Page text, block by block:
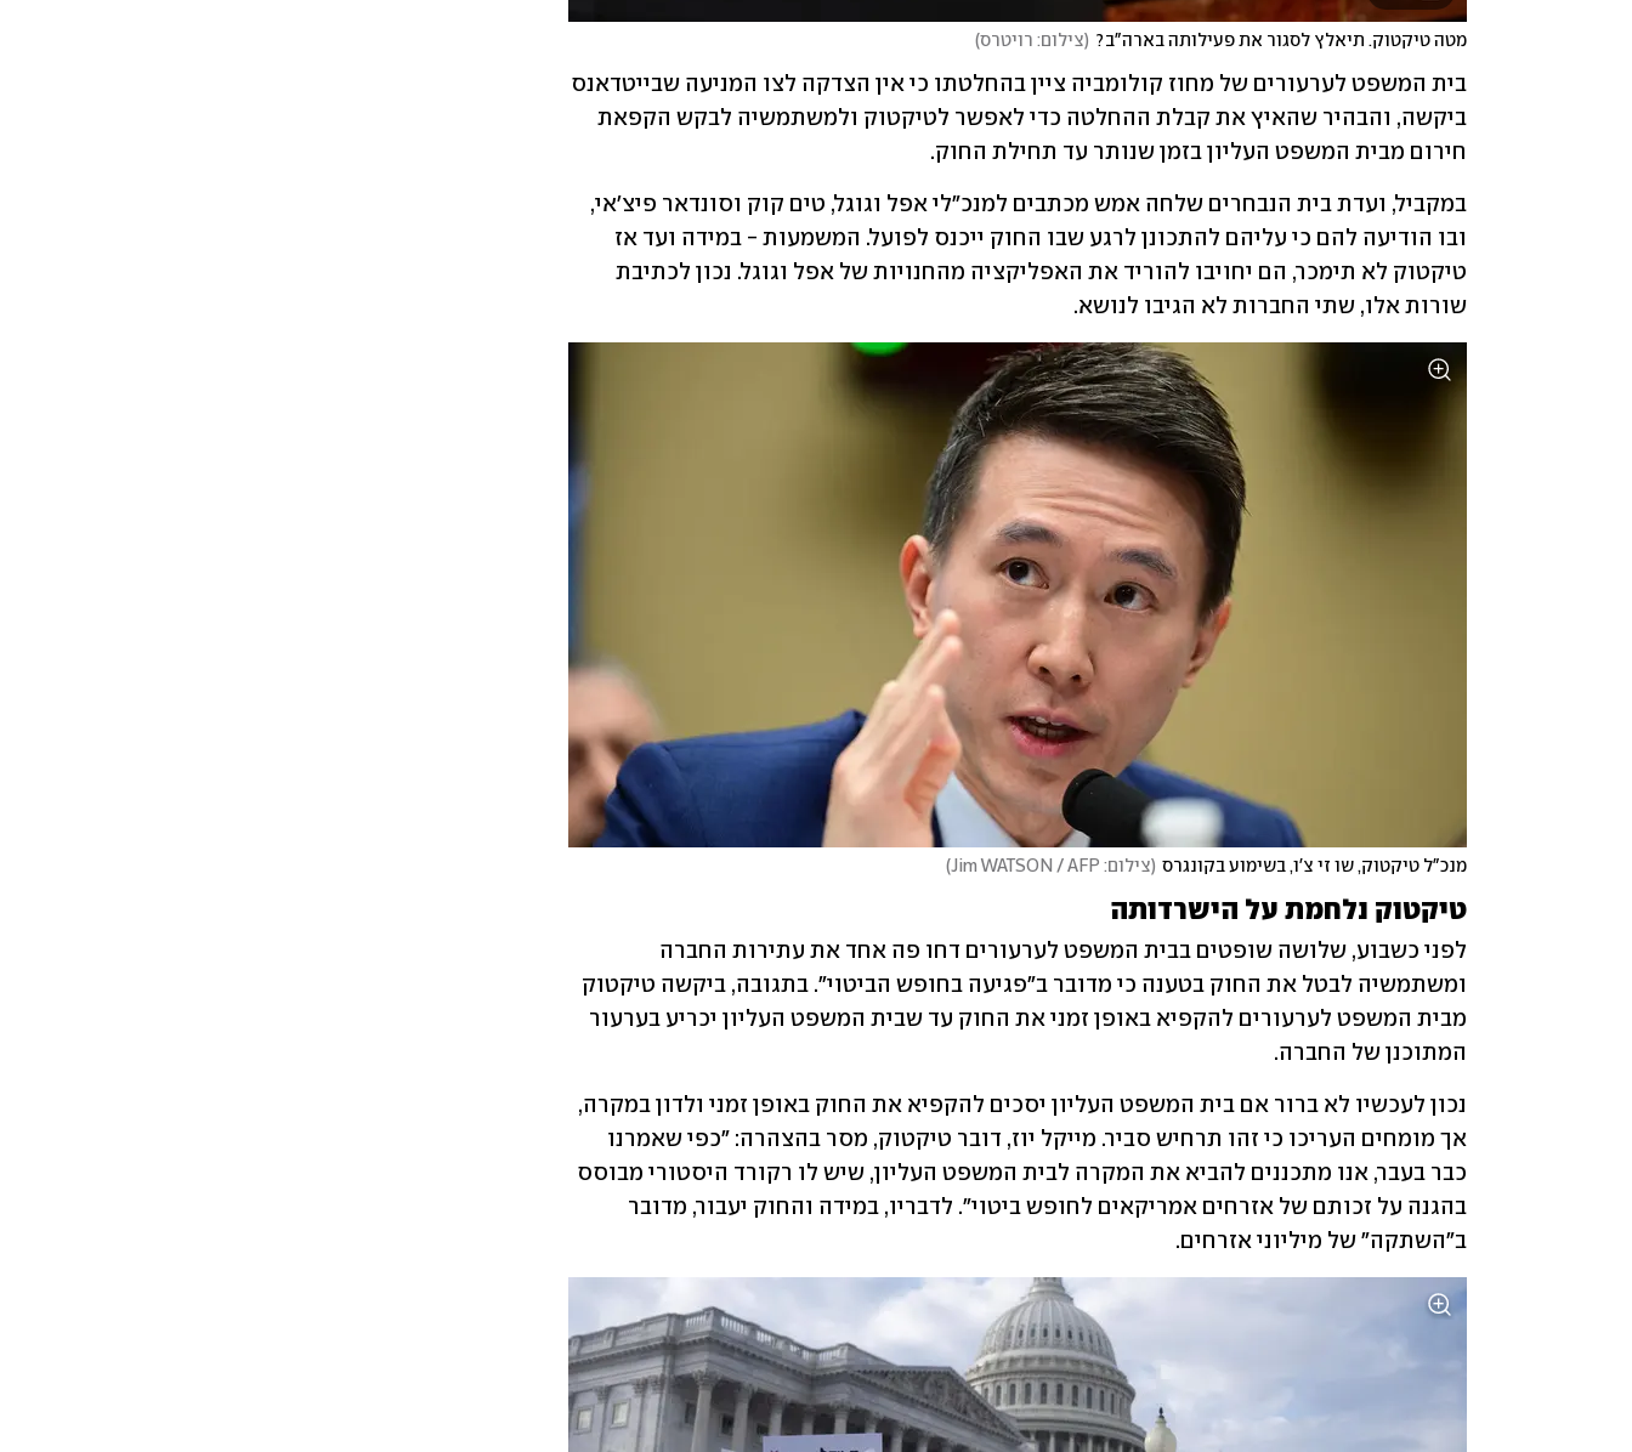
מטה טיקטוק. תיאלץ לסגור את פעילותה בארה"ב? (צילום: רויטרס)
חירום מבית המשפט העליון בזמן שנותר עד תחילת החוק.
שורות אלו, שתי החברות לא הגיבו לנושא.
מנכ"ל טיקטוק, שו זי צ'ו, בשימוע בקונגרס (צילום: Jim WATSON / AFP )
טיקטוק נלחמת על הישרדותה
המתוכנן של החברה.
ב"השתקה" של מיליוני אזרחים.